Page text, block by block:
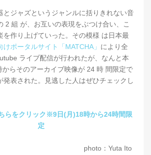
とジャズというジャンルに括りきれない音
2 組 が、お互いの表現をぶつけ合い、こ
を作り上げていった。その模様 は日本最
けポータルサイト「MATCHA」 により全
ライブ配信が行われたが、なんと本
からそのアーカイブ映像が 24 時 間限定で
発表された。見逃した人はぜひチェックし
らをクリック※9日(月)18時から24時間限
定
photo：Yuta Ito